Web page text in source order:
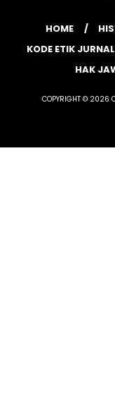
HOME
KODE ETIK
HAK
COPYRIGHT © 2026